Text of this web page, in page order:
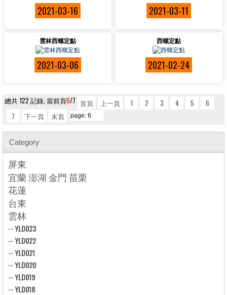
2021-03-16 2021-03-11
雲林西螺定點
2021-03-06
西螺定點
2021-02-24
總共 122 記錄, 當前頁6/7 首頁 上一頁 1 2 3 4 5
6
7
下一頁 末頁
Category
屏東
宜蘭 澎湖 金門 苗栗
花蓮
台東
雲林
--YLD023
--YLD022
--YLD021
--YLD020
--YLD019
--YLD018